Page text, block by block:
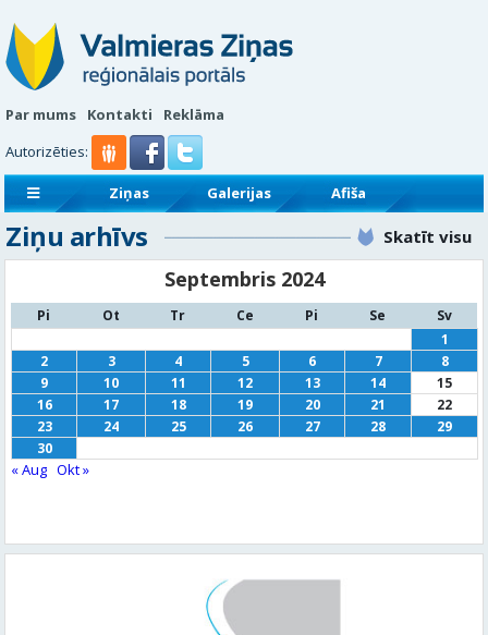
Par mums Kontakti
Reklāma
Autorizēties:
Ziņas Galerijas
Afiša
Sludinājumi
Reklāmraksti
Ziņu arhīvs Skatīt visu
Septembris 2024
Pi Ot Tr Ce Pi Se
Sv
1
2
3 4 5 6 7
8
9
10 11 12 13 14
15
16
17 18 19 20 21
22
23
24 25 26 27 28
29
30
« Aug Okt »